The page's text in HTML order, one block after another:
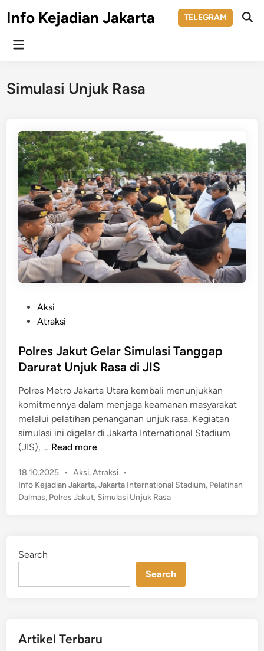
toInfo Kejadian Jakarta TELEGRAM
Main
Simulasi Unjuk Rasa
t
e
i
n
Aksi
Atraksi
Polres Jakut Gelar Simulasi Tanggap
Darurat Unjuk Rasa di JIS
Polres Metro Jakarta Utara kembali menunjukkan
komitmennya dalam menjaga keamanan masyarakat
melalui pelatihan penanganan unjuk rasa. Kegiatan
simulasi ini digelar di Jakarta International Stadium
(JIS), … P
l
r
e
k
t
a
Read more
18.10.2025 • P
o
s
Aksi,Atraksi •
Info Kejadian Jakarta,Jakarta International Stadium, Pelatihan
Dalmas, Polres Jakut, Simulasi Unjuk Rasa
Search
Search
Artikel Terbaru